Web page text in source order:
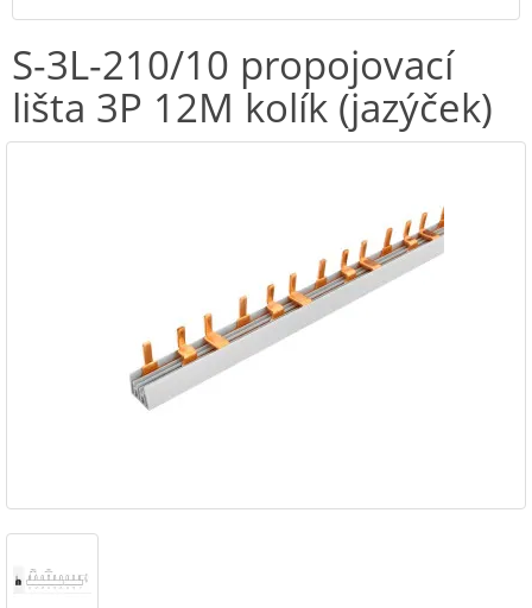
S-3L-210/10 propojovací
lišta 3P 12M kolík (jazýček)